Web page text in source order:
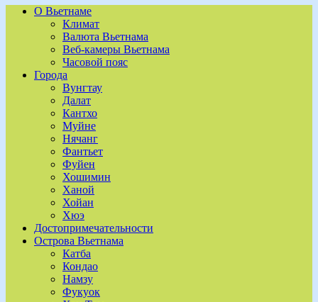
О Вьетнаме
Климат
Валюта Вьетнама
Веб-камеры Вьетнама
Часовой пояс
Города
Вунгтау
Далат
Кантхо
Муйне
Нячанг
Фантьет
Фуйен
Хошимин
Ханой
Хойан
Хюэ
Достопримечательности
Острова Вьетнама
Катба
Кондао
Намзу
Фукуок